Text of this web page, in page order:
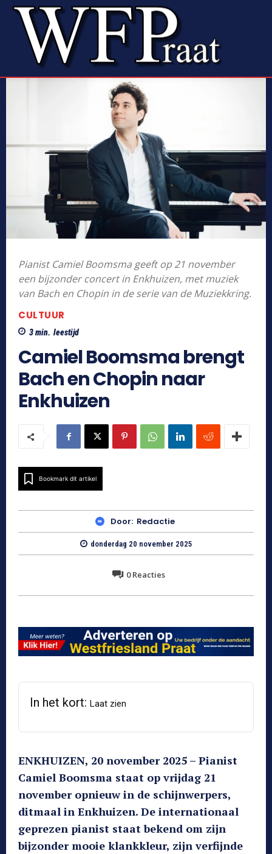
Pianist Camiel Boomsma geeft op 21 november
een bijzonder concert in Enkhuizen, met muziek
van Bach en Chopin in de serie van de Muziekkring.
CULTUUR
3min. leestijd
Camiel Boomsma brengt
Bach en Chopin naar
Enkhuizen
Bookmark dit artikel
Door: Redactie
donderdag 20 november 2025
0Reacties
In het kort: Laat zien
ENKHUIZEN, 20 november 2025 – Pianist
Camiel Boomsma staat op vrijdag 21
november opnieuw in de schijnwerpers,
ditmaal in Enkhuizen. De internationaal
geprezen pianist staat bekend om zijn
bijzonder mooie klankkleur, zijn verfijnde